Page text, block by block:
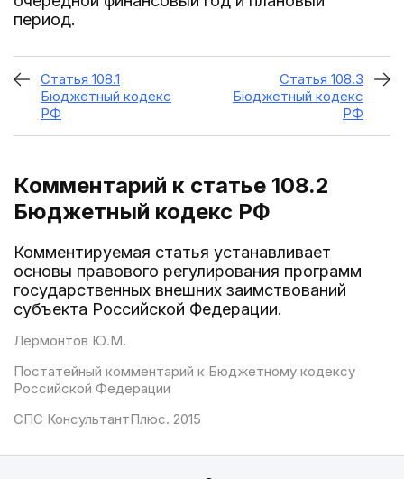
период.
Статья 108.1
Бюджетный кодекс
РФ
Статья 108.3
Бюджетный кодекс
РФ
Комментарий к статье 108.2
Бюджетный кодекс РФ
Комментируемая статья устанавливает
основы правового регулирования программ
государственных внешних заимствований
субъекта Российской Федерации.
Лермонтов Ю.М.
Постатейный комментарий к Бюджетному кодексу
Российской Федерации
СПС КонсультантПлюс. 2015